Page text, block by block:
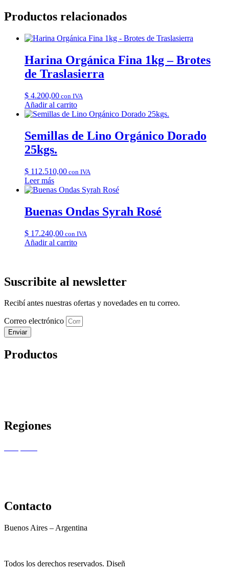
Productos relacionados
Harina Orgánica Fina 1kg – Brotes
de Traslasierra
$ 4.200,00 con IVA
Añadir al carrito
Semillas de Lino Orgánico Dorado
25kgs.
$ 112.510,00 con IVA
Leer más
Buenas Ondas Syrah Rosé
$ 17.240,00 con IVA
Añadir al carrito
Suscribite al newsletter
Recibí antes nuestras ofertas y novedades en tu correo.
Correo electrónico
Enviar
Productos
Regiones
Contacto
Buenos Aires – Argentina
Todos los derechos reservados. Diseñ